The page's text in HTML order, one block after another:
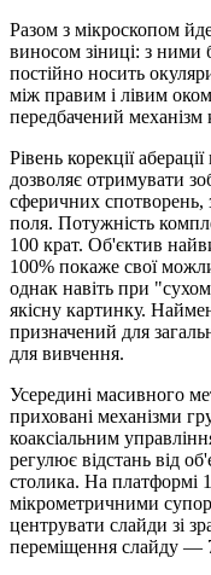
Разом з мікроскопом
виносом зіниці: з ними
постійно носить
між правим і лівим
передбачений механізм
Рівень корекції
дозволяє отримувати
сферичних
поля. Потужність
100 крат. Об'єктив
100% покаже свої
однак навіть при
якісну картинку.
призначений для
для вивчення.
Усередині масивного
приховані механізми
коаксіальним
регулює відстань від
столика. На платформі
мікрометричними
центрувати слайди зі
переміщення слайду —